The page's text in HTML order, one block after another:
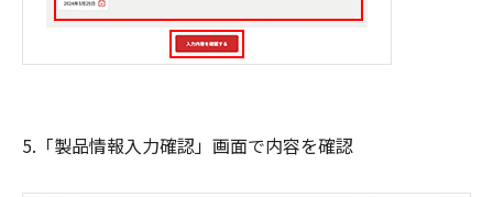
5.「製品情報入力確認」画面で内容を確認